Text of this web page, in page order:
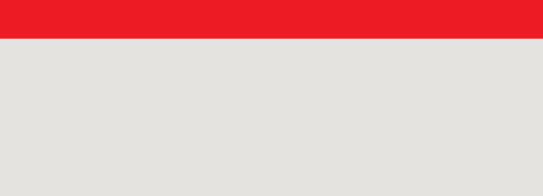
Avec Carlo Acutis. En
Miracle Eucharistique
Le Service de la
TOUS